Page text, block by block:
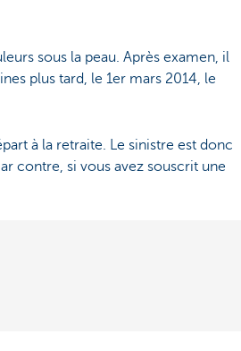
sous la peau. Après examen, il
plus tard, le 1er mars 2014, le
à la retraite. Le sinistre est donc
contre, si vous avez souscrit une